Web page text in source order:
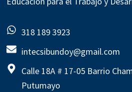
318 189 3923
intecsibundoy@gmail.com
Calle 18A # 17-05 Barrio
Putumayo